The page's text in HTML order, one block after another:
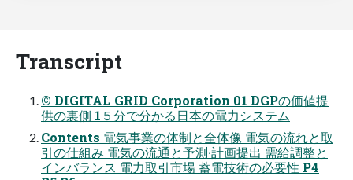
Transcript
© DIGITAL GRID Corporation 01 DGPの価値提
供の裏側 1５分で分かる⽇本の電⼒システム
Contents 電気事業の体制と全体像 電気の流れと取
引の仕組み 電気の流通と予測‧計画提出 需給調整と
インバランス 電⼒取引市場 蓄電技術の必要性 P4